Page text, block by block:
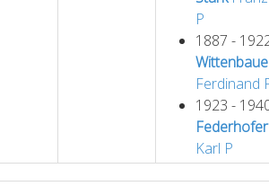
P
1887 -
Ferdinand
1923 -
Federhofer
Karl P